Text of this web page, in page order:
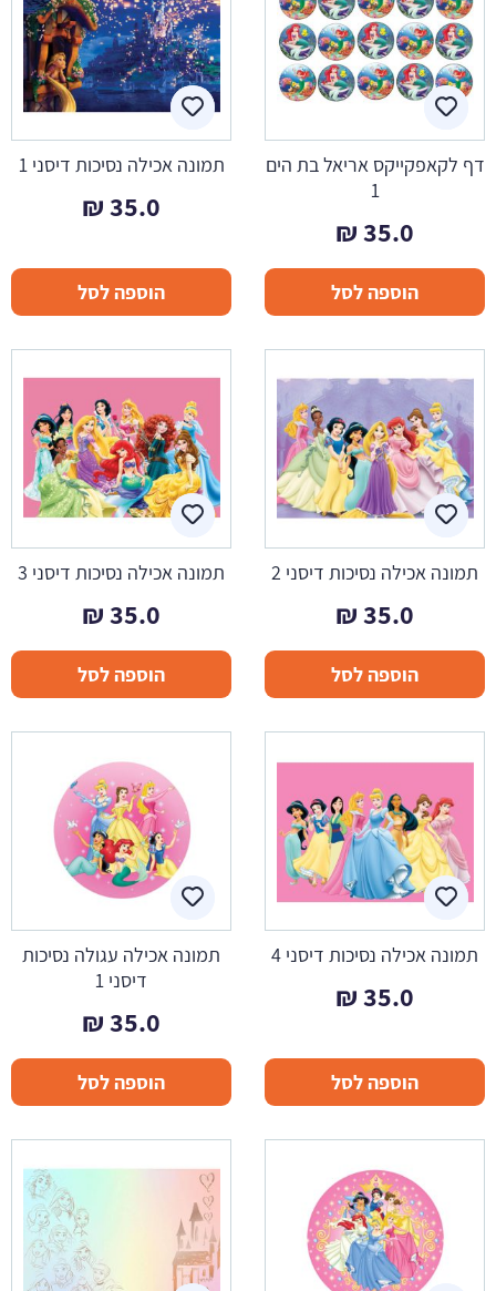
דף לקאפקייקס אריאל בת הים
1
35.0
₪
הוספה לסל
תמונה אכילה נסיכות דיסני 1
35.0
₪
הוספה לסל
תמונה אכילה נסיכות דיסני 2
35.0
₪
הוספה לסל
תמונה אכילה נסיכות דיסני 3
35.0
₪
הוספה לסל
תמונה אכילה נסיכות דיסני 4
35.0
₪
הוספה לסל
תמונה אכילה עגולה נסיכות
דיסני 1
35.0
₪
הוספה לסל